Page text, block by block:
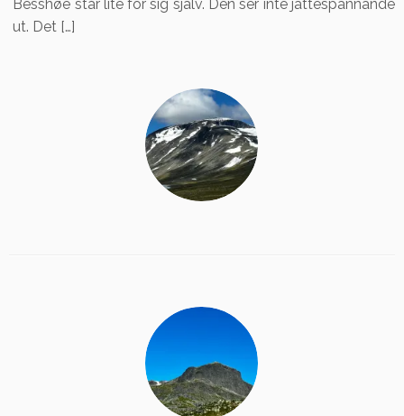
Besshøe står lite för sig själv. Den ser inte jättespännande
ut. Det […]